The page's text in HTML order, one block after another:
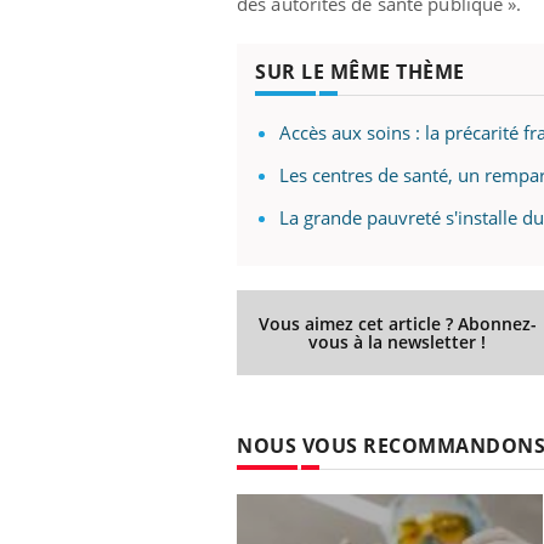
SUR LE MÊME THÈME
Accès aux soins : la précarité
Les centres de santé, un
La grande pauvreté s'installe
Vous aimez cet article ? Abonnez-
vous à la newsletter !
NOUS VOUS RECOMMANDONS
Youtube
Fatigue, irritabilité, brouillard mental ou
même alopécie… Les symptômes de la
carence en fer sont multiples ce qui la rend
En